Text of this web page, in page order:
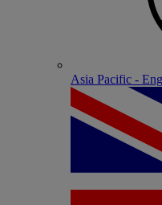
Asia Pacific -